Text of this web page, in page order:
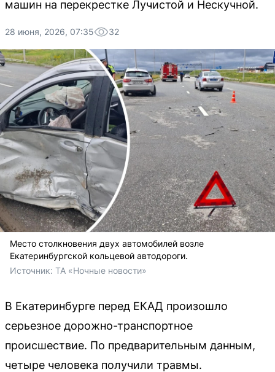
машин на перекрестке Лучистой и Нескучной.
28 июня, 2026, 07:35 32
Место столкновения двух автомобилей возле
Екатеринбургской кольцевой автодороги.
Источник: ТА «Ночные новости»
В Екатеринбурге перед ЕКАД произошло
серьезное дорожно-транспортное
происшествие. По предварительным данным,
четыре человека получили травмы.